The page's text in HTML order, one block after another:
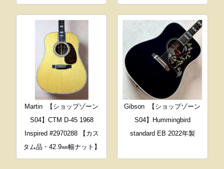
Martin
【ショップゾーン
S04】CTM D-45 1968
Inspired #2970288 【カス
タム品・42.9㎜幅ナット】
Gibson
【ショップゾーン
S04】Hummingbird
standard EB 2022年製